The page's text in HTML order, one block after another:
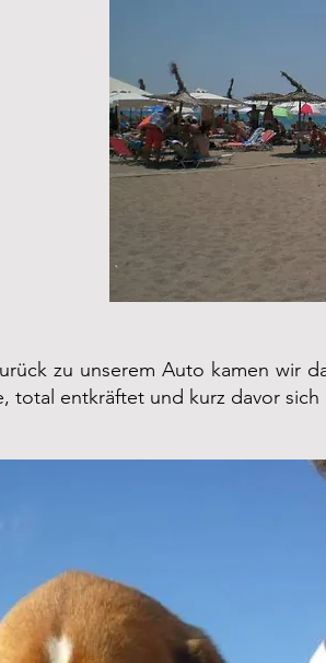
zu unserem Auto kamen wir
total entkräftet und kurz davor